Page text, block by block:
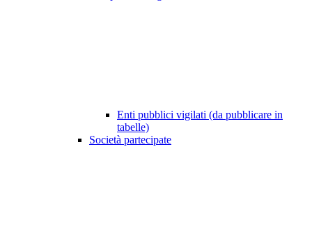
Enti pubblici vigilati (da pubblicare in
tabelle)
Società partecipate